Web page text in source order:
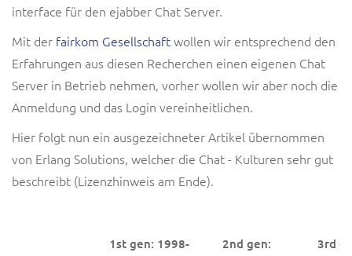
interface für den ejabber Chat Server.
Mit der fairkom Gesellschaftwollen wir entsprechend den
Erfahrungen aus diesen Recherchen einen eigenen Chat
Server in Betrieb nehmen, vorher wollen wir aber noch die
Anmeldung und das Login vereinheitlichen.
Hier folgt nun ein ausgezeichneter Artikel übernommen
von Erlang Solutions, welcher die Chat - Kulturen sehr gut
beschreibt (Lizenzhinweis am Ende).
1st gen: 1998-
2nd gen:
3rd